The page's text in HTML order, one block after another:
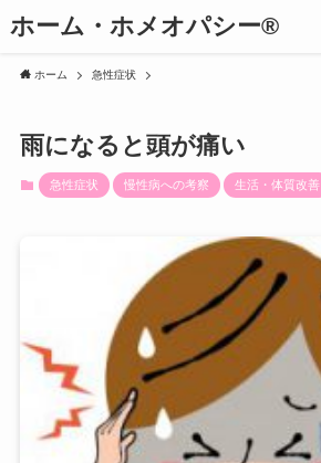
ホーム・ホメオパシー®︎
ホーム 急性症状
雨になると頭が痛い
急性症状 慢性病への考察 生活・体質改善